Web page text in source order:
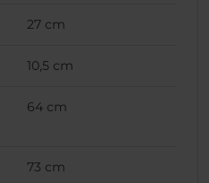
27 cm
10,5 cm
64 cm
73 cm